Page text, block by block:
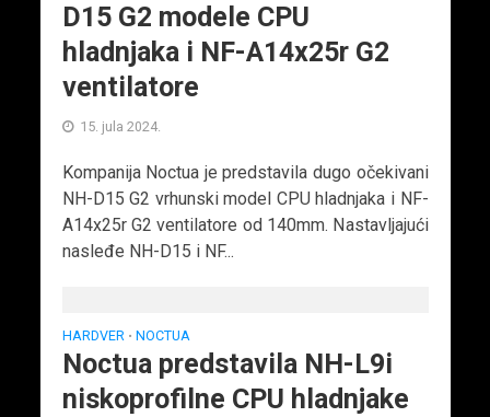
D15 G2 modele CPU
hladnjaka i NF-A14x25r G2
ventilatore
15. jula 2024.
Kompanija Noctua je predstavila dugo očekivani
NH-D15 G2 vrhunski model CPU hladnjaka i NF-
A14x25r G2 ventilatore od 140mm. Nastavljajući
nasleđe NH-D15 i NF...
HARDVER • NOCTUA
Noctua predstavila NH-L9i
niskoprofilne CPU hladnjake